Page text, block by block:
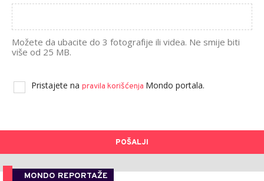
Možete da ubacite do 3 fotografije ili videa. Ne smije biti
više od 25 MB.
Pristajete na pravila korišćenja Mondo portala.
POŠALJI
MONDO REPORTAŽE